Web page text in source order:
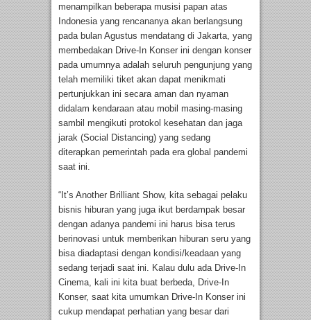
menampilkan beberapa musisi papan atas
Indonesia yang rencananya akan berlangsung
pada bulan Agustus mendatang di Jakarta, yang
membedakan Drive-In Konser ini dengan konser
pada umumnya adalah seluruh pengunjung yang
telah memiliki tiket akan dapat menikmati
pertunjukkan ini secara aman dan nyaman
didalam kendaraan atau mobil masing-masing
sambil mengikuti protokol kesehatan dan jaga
jarak (Social Distancing) yang sedang
diterapkan pemerintah pada era global pandemi
saat ini.
“It’s Another Brilliant Show, kita sebagai pelaku
bisnis hiburan yang juga ikut berdampak besar
dengan adanya pandemi ini harus bisa terus
berinovasi untuk memberikan hiburan seru yang
bisa diadaptasi dengan kondisi/keadaan yang
sedang terjadi saat ini. Kalau dulu ada Drive-In
Cinema, kali ini kita buat berbeda, Drive-In
Konser, saat kita umumkan Drive-In Konser ini
cukup mendapat perhatian yang besar dari